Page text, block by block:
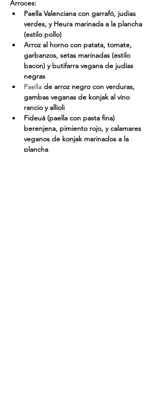
Arroces:
Paella Valenciana con garrafó, judias
verdes, y Heura marinada a la plancha
(estilo pollo)
Arroz al horno con patata, tomate,
garbanzos, setas marinadas (estilo
bacon) y butifarra vegana de judías
negras
Paella de arroz negro con verduras,
gambas veganas de konjak al vino
rancio y allioli
Fideuá (paella con pasta fina)
berenjena, pimiento rojo, y calamares
veganos de konjak marinados a la
plancha